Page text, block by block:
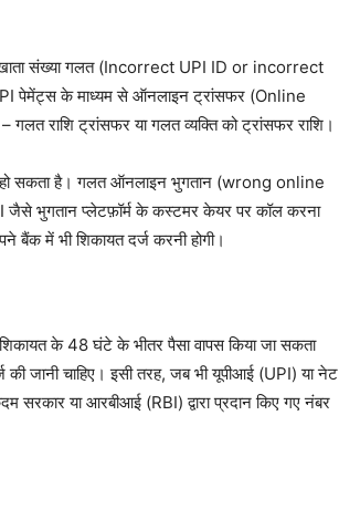
खाता संख्या गलत (Incorrect UPI ID or incorrect
पेमेंट्स के माध्यम से ऑनलाइन ट्रांसफर (Online
राशि ट्रांसफर या गलत व्यक्ति को ट्रांसफर राशि।
हो सकता है। गलत ऑनलाइन भुगतान (wrong online
भुगतान प्लेटफ़ॉर्म के कस्टमर केयर पर कॉल करना
में भी शिकायत दर्ज करनी होगी।
के 48 घंटे के भीतर पैसा वापस किया जा सकता
जानी चाहिए। इसी तरह, जब भी यूपीआई (UPI) या नेट
सरकार या आरबीआई (RBI) द्वारा प्रदान किए गए नंबर